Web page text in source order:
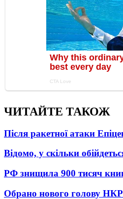
ЧИТАЙТЕ ТАКОЖ
Після ракетної атаки
Відомо, у скільки
РФ знищила 900 тисяч
Обрано нового голову